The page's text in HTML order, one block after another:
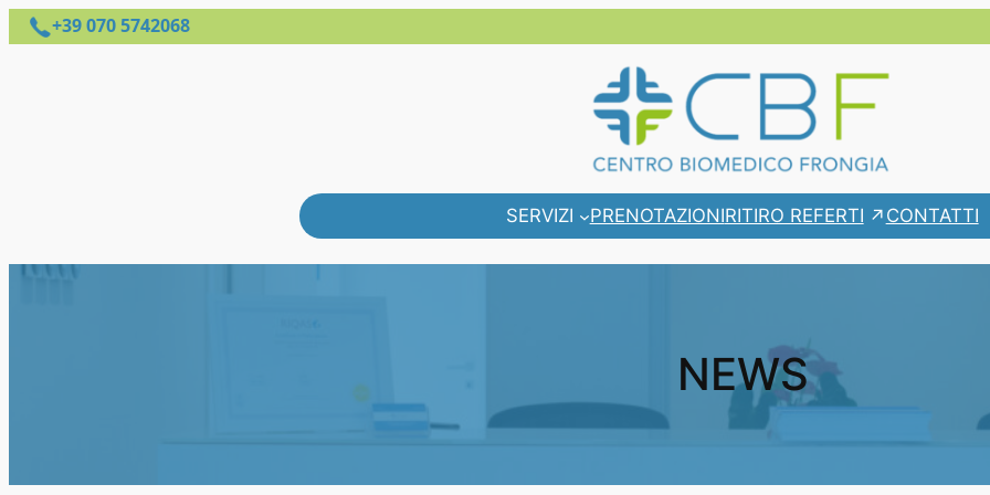
+39 070 5742068
SERVIZI PRENOTAZIONIRITIRO REFERTI CONTATTI
NEWS